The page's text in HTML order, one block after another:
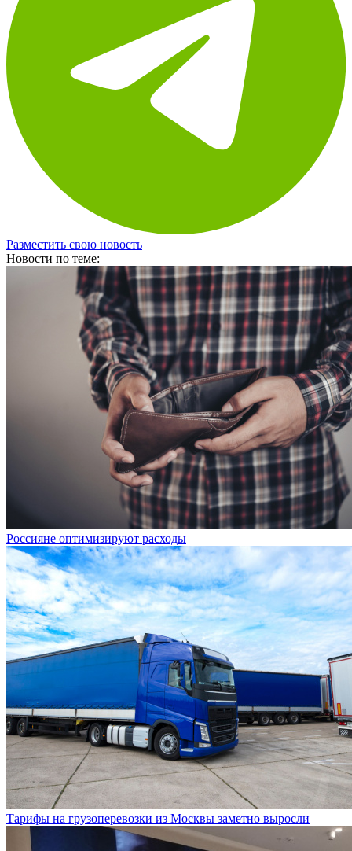
Разместить свою новость
Новости по теме:
Россияне оптимизируют расходы
Тарифы на грузоперевозки из Москвы заметно выросли